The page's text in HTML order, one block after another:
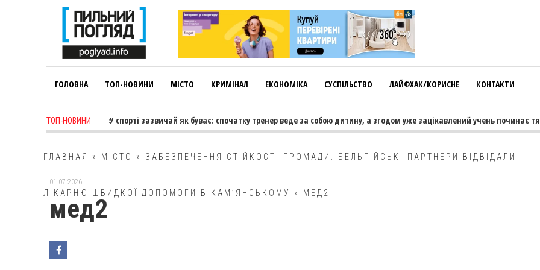
ГОЛОВНА ТОП-НОВИНИ МІСТО КРИМІНАЛ ЕКОНОМІКА СУСПІЛЬСТВО ЛАЙФХАК/КОРИСНЕ КОНТАКТИ
ТОП-НОВИНИ
Лариса Коновалова: «У спорті зазвичай як буває: спочатку тренер веде за собою дитину, а згодом уже зацікавлений учень починає
ГЛАВНАЯ » МІСТО » ЗАБЕЗПЕЧЕННЯ СТІЙКОСТІ ГРОМАДИ: БЕЛЬГІЙСЬКІ ПАРТНЕРИ ВІДВІДАЛИ
ЛІКАРНЮ ШВИДКОЇ ДОПОМОГИ В КАМ’ЯНСЬКОМУ » МЕД2
01.07.2026
мед2